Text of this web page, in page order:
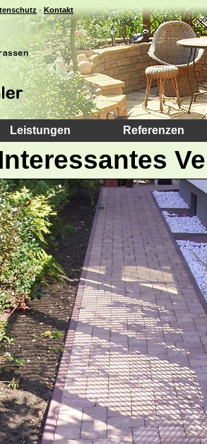
· Kontakt
Leistungen Referenzen